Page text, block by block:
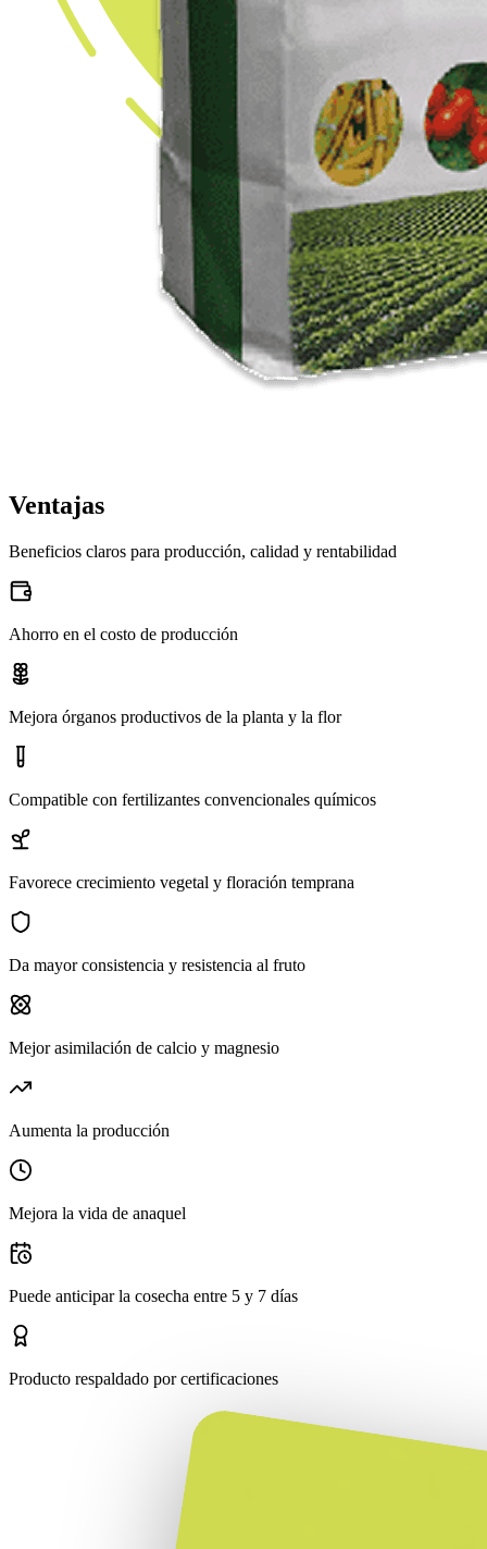
Ventajas
Beneficios claros para producción, calidad y rentabilidad
Ahorro en el costo de producción
Mejora órganos productivos de la planta y la flor
Compatible con fertilizantes convencionales químicos
Favorece crecimiento vegetal y floración temprana
Da mayor consistencia y resistencia al fruto
Mejor asimilación de calcio y magnesio
Aumenta la producción
Mejora la vida de anaquel
Puede anticipar la cosecha entre 5 y 7 días
Producto respaldado por certificaciones